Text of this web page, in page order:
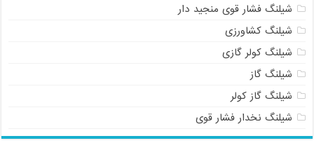
شیلنگ فشار قوی منجید دار
شیلنگ کشاورزی
شیلنگ کولر گازی
شیلنگ گاز
شیلنگ گاز کولر
شیلنگ نخدار فشار قوی